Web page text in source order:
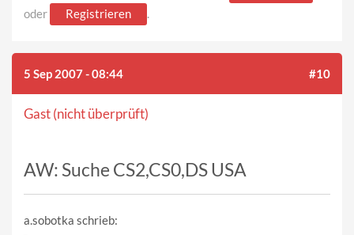
oder
Registrieren .
5 Sep 2007 - 08:44 #10
Gast (nicht überprüft)
AW: Suche CS2,CS0,DS USA
a.sobotka schrieb: